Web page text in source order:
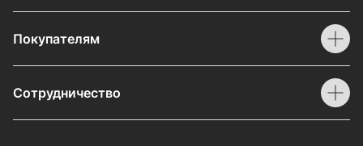
Покупателям
Сотрудничество